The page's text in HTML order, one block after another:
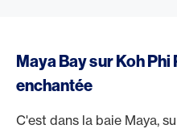
Maya Bay sur Koh Phi
enchantée
C'est dans la baie Maya,